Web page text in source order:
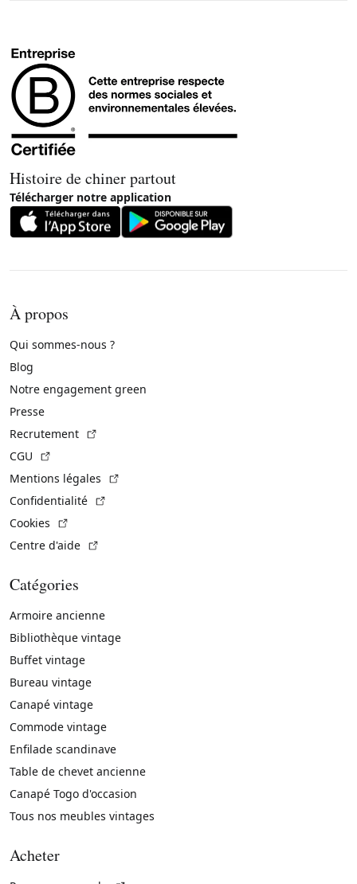
Histoire de chiner partout
Télécharger notre application
À propos
Qui sommes-nous ?
Blog
Notre engagement green
Presse
Recrutement
CGU
Mentions légales
Confidentialité
Cookies
Centre d'aide
Catégories
Armoire ancienne
Bibliothèque vintage
Buffet vintage
Bureau vintage
Canapé vintage
Commode vintage
Enfilade scandinave
Table de chevet ancienne
Canapé Togo d'occasion
Tous nos meubles vintages
Acheter